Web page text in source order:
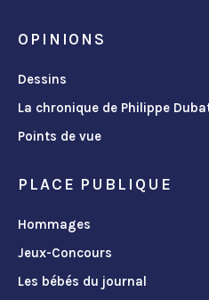
OPINIONS
Dessins
La chronique de Philippe
Points de vue
PLACE PUBLIQUE
Hommages
Jeux-Concours
Les bébés du journal